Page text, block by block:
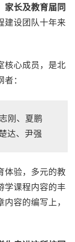
家长及教育届同
建设团队十年来
核心成员，是北
：
刚、夏鹏
达、尹强
体验，多元的教
学课程内容的丰
容的编写上，